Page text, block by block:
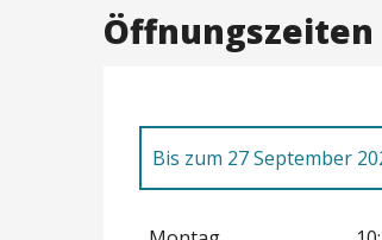
Öffnungszeiten
Bis zum 27 September